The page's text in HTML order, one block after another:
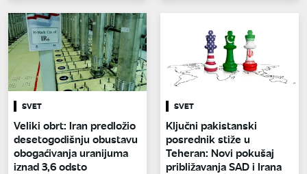
SVET
Veliki obrt: Iran predložio
desetogodišnju obustavu
obogaćivanja uranijuma
iznad 3,6 odsto
SVET
Ključni pakistanski
posrednik stiže u
Teheran: Novi pokušaj
približavanja SAD i Irana